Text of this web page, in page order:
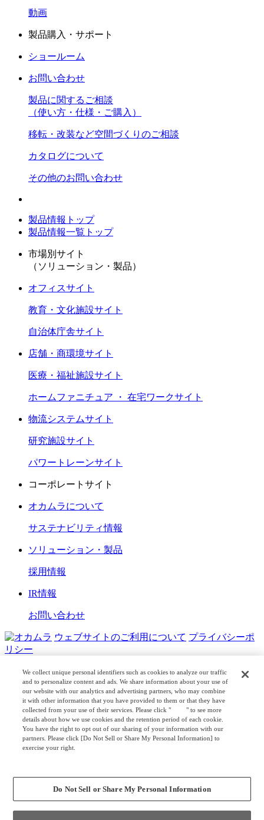
動画
製品購入・サポート
ショールーム
お問い合わせ
製品に関するご相談
（使い方・仕様・ご購入）
移転・改装など空間づくりのご相談
カタログについて
その他のお問い合わせ
製品情報トップ
製品情報一覧トップ
市場別サイト
（ソリューション・製品）
オフィスサイト
教育・文化施設サイト
自治体庁舎サイト
店舗・商環境サイト
医療・福祉施設サイト
ホームファニチュア ・ 在宅ワークサイト
物流システムサイト
研究施設サイト
パワートレーンサイト
コーポレートサイト
オカムラについて
サステナビリティ情報
ソリューション・製品
採用情報
IR情報
お問い合わせ
ウェブサイトのご利用について プライバシーポ
リシー
COPYRIGHT © OKAMURA CORPORATION. ALL RIGHTS
RESERVED.
日本公式 企業広報
We collect unique personal identifiers such as cookies to analyze our traffic
and to personalize content and ads. We share information about your use of
our website with our analytics and advertising partners, who may combine
it with other information that you have provided to them or that they have
collected from your use of their services. Please click "
here" to see more
details about how we use cookies and the retention period of each cookie.
You have the right to opt out of our sharing of your information with our
partners. Please click [Do Not Sell or Share My Personal Information] to
exercise your right.
Do Not Sell or Share My Personal Information